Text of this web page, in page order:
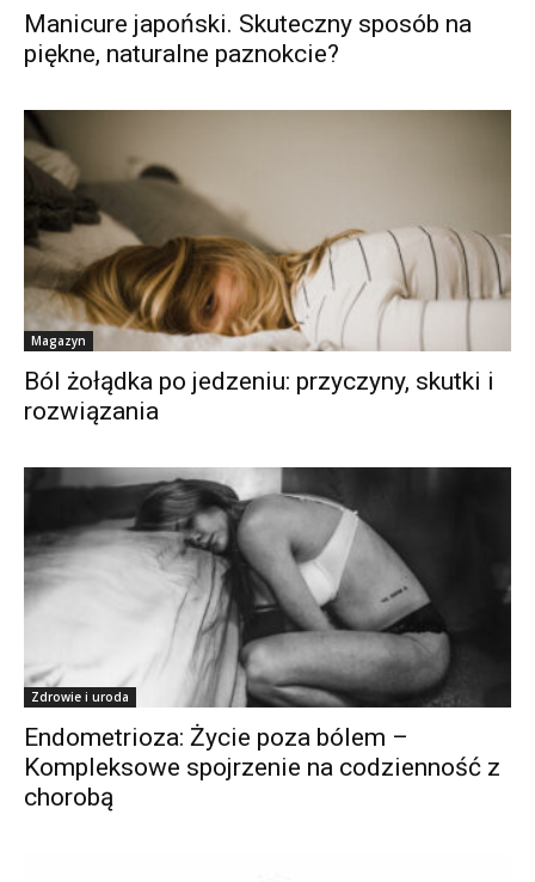
Manicure japoński. Skuteczny sposób na
piękne, naturalne paznokcie?
Magazyn
Ból żołądka po jedzeniu: przyczyny, skutki i
rozwiązania
Zdrowie i uroda
Endometrioza: Życie poza bólem –
Kompleksowe spojrzenie na codzienność z
chorobą